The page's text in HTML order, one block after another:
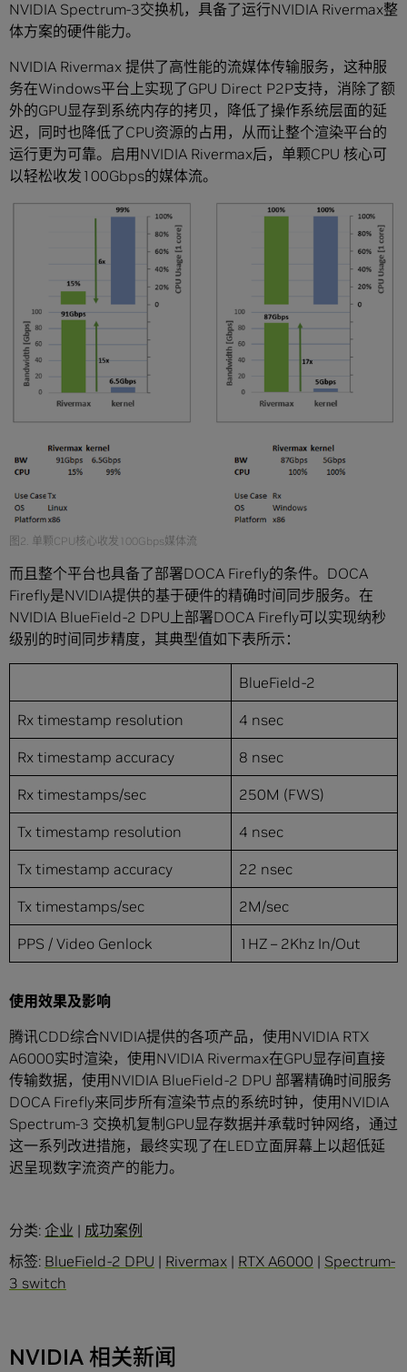
NVIDIA Spectrum-3交换机，具备了运行NVIDIA Rivermax整
体方案的硬件能力。
NVIDIA Rivermax 提供了高性能的流媒体传输服务，这种服
务在Windows平台上实现了GPU Direct P2P支持，消除了额
外的GPU显存到系统内存的拷贝，降低了操作系统层面的延
迟，同时也降低了CPU资源的占用，从而让整个渲染平台的
运行更为可靠。启用NVIDIA Rivermax后，单颗CPU 核心可
以轻松收发100Gbps的媒体流。
图2. 单颗CPU核心收发100Gbps媒体流
而且整个平台也具备了部署DOCA Firefly的条件。DOCA
Firefly是NVIDIA提供的基于硬件的精确时间同步服务。在
NVIDIA BlueField-2 DPU上部署DOCA Firefly可以实现纳秒
级别的时间同步精度，其典型值如下表所示：
BlueField-2
Rx timestamp resolution 4 nsec
Rx timestamp accuracy 8 nsec
Rx timestamps/sec 250M (FWS)
Tx timestamp resolution 4 nsec
Tx timestamp accuracy 22 nsec
Tx timestamps/sec 2M/sec
PPS / Video Genlock 1HZ – 2Khz In/Out
使用效果及影响
腾讯CDD综合NVIDIA提供的各项产品，使用NVIDIA RTX
A6000实时渲染，使用NVIDIA Rivermax在GPU显存间直接
传输数据，使用NVIDIA BlueField-2 DPU 部署精确时间服务
DOCA Firefly来同步所有渲染节点的系统时钟，使用NVIDIA
Spectrum-3 交换机复制GPU显存数据并承载时钟网络，通过
这一系列改进措施，最终实现了在LED立面屏幕上以超低延
迟呈现数字流资产的能力。
分类: 企业 | 成功案例
标签: BlueField-2 DPU | Rivermax | RTX A6000 | Spectrum-
3 switch
NVIDIA 相关新闻